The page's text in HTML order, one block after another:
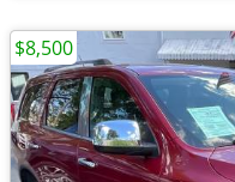
$8,500